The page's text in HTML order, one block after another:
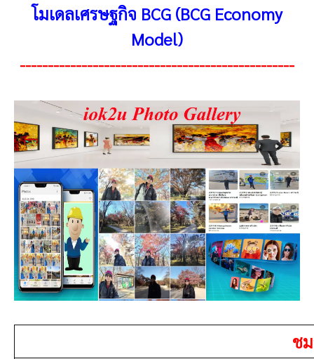
โมเดลเศรษฐกิจ BCG (BCG Economy
Model)
-------------------------------------------------
ช